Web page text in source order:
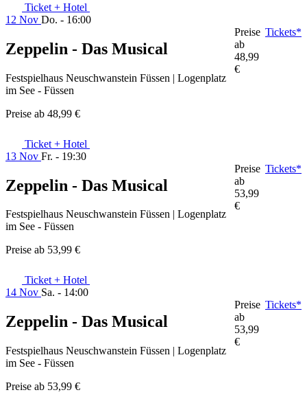
Ticket + Hotel
12 Nov Do. - 16:00
Zeppelin - Das Musical
Festspielhaus Neuschwanstein Füssen | Logenplatz
im See - Füssen
Preise ab 48,99 €
Preise
ab
48,99
€
Tickets*
Ticket + Hotel
13 Nov Fr. - 19:30
Zeppelin - Das Musical
Festspielhaus Neuschwanstein Füssen | Logenplatz
im See - Füssen
Preise ab 53,99 €
Preise
ab
53,99
€
Tickets*
Ticket + Hotel
14 Nov Sa. - 14:00
Zeppelin - Das Musical
Festspielhaus Neuschwanstein Füssen | Logenplatz
im See - Füssen
Preise ab 53,99 €
Preise
ab
53,99
€
Tickets*